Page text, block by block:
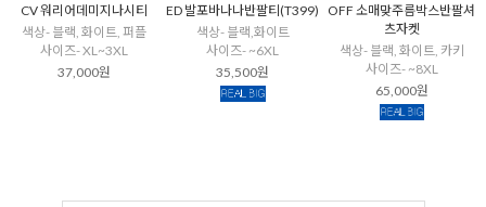
CV 워리어데미지나시티
색상- 블랙, 화이트, 퍼플
사이즈- XL~3XL
37,000원
ED 발포바나나반팔티(T399)
색상- 블랙,화이트
사이즈- ~6XL
35,500원
OFF 소매맞주름박스반팔셔
츠자켓
색상- 블랙, 화이트, 카키
사이즈- ~8XL
65,000원